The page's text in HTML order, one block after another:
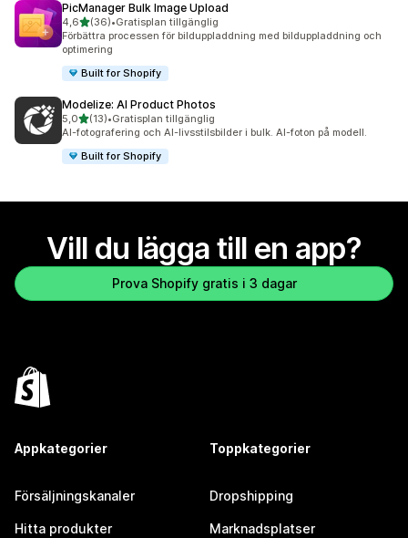
PicManager Bulk Image Upload
4,6av 5 stjärnor
(36)
36 recensioner totalt
•Gratisplan tillgänglig
Förbättra processen för bilduppladdning med bilduppladdning och
optimering
Built for Shopify
Modelize: AI Product Photos
5,0av 5 stjärnor
(13)
13 recensioner totalt
•Gratisplan tillgänglig
AI-fotografering och AI-livsstilsbilder i bulk. AI-foton på modell.
Built for Shopify
Vill du lägga till en app?
Prova Shopify gratis i 3 dagar
Appkategorier
Försäljningskanaler
Hitta produkter
Toppkategorier
Dropshipping
Marknadsplatser